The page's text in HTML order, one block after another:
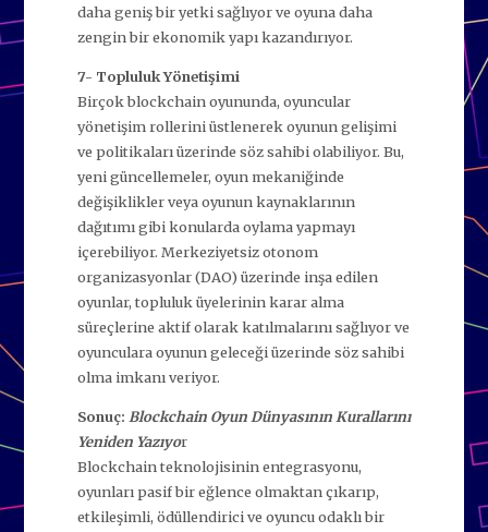
daha geniş bir yetki sağlıyor ve oyuna daha
zengin bir ekonomik yapı kazandırıyor.
7- Topluluk Yönetişimi
Birçok blockchain oyununda, oyuncular
yönetişim rollerini üstlenerek oyunun gelişimi
ve politikaları üzerinde söz sahibi olabiliyor. Bu,
yeni güncellemeler, oyun mekaniğinde
değişiklikler veya oyunun kaynaklarının
dağıtımı gibi konularda oylama yapmayı
içerebiliyor. Merkeziyetsiz otonom
organizasyonlar (DAO) üzerinde inşa edilen
oyunlar, topluluk üyelerinin karar alma
süreçlerine aktif olarak katılmalarını sağlıyor ve
oyunculara oyunun geleceği üzerinde söz sahibi
olma imkanı veriyor.
Sonuç: Blockchain Oyun Dünyasının Kurallarını
Yeniden Yazıyor
Blockchain teknolojisinin entegrasyonu,
oyunları pasif bir eğlence olmaktan çıkarıp,
etkileşimli, ödüllendirici ve oyuncu odaklı bir